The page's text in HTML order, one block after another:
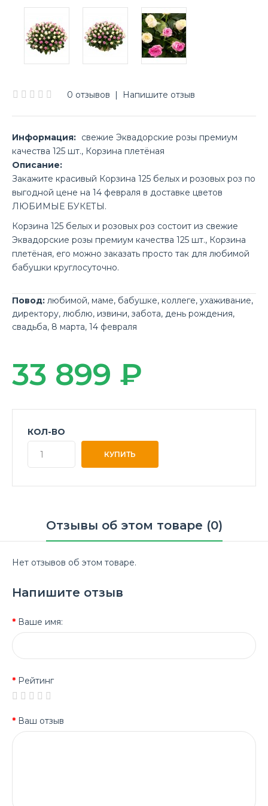
0 отзывов | Напишите отзыв
Информация: свежие Эквадорские розы премиум
качества 125 шт., Корзина плетёная
Описание:
Закажите красивый Корзина 125 белых и розовых роз по
выгодной цене на 14 февраля в доставке цветов
ЛЮБИМЫЕ БУКЕТЫ.
Корзина 125 белых и розовых роз состоит из свежие
Эквадорские розы премиум качества 125 шт., Корзина
плетёная, его можно заказать просто так для любимой
бабушки круглосуточно.
Повод: любимой, маме, бабушке, коллеге, ухаживание,
директору, люблю, извини, забота, день рождения,
свадьба, 8 марта, 14 февраля
33 899 ₽
КОЛ-ВО
Отзывы об этом товаре (0)
Нет отзывов об этом товаре.
Напишите отзыв
Ваше имя:
Рейтинг
Ваш отзыв